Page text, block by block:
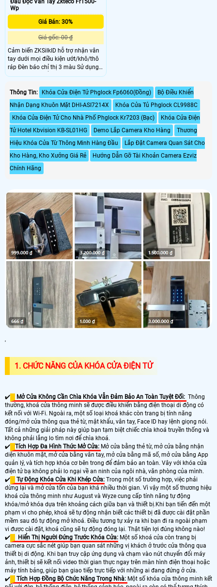
Đầu Đọc Vân Tay Zkteco Fr1500-
Wp
Giá Bán: 30%
Giá gốc: 00 ₫
Cảm biến ZKSilkID hỗ trợ nhận vân
tay dưới mọi điều kiện ướt/khô/thô
ráp Đèn báo chỉ thị 3 màu Sử dụng
với bộ điều khiển inBio/inBioPro,
thẻ ID (Tùy chọn 25KHz HID Prox
Card, 13. 56MHz MifareCard(S50 /
S70), 13. 3 × 77
Thông Tin: Khóa Cửa Điện Tử Phglock Fp6060(Đồng)
Bộ Điều Khiển
Nhận Dạng Khuôn Mặt DHI-ASI7214X
Khóa Cửa Tủ Phglock CL9988C
Khóa Cửa Điện Tử Cho Nhà Phố Phglock Kr7203 (Bạc)
Khóa Cửa Điện
Tử Hotel Kbvision KB-SL01HG
Demo Lắp Camera Kho Hàng
Thương
Hiệu Khóa Cửa Từ Thông Minh Hàng Đầu
Lắp Đặt Camera Quan Sát Cho
Kho Hàng, Kho Xưởng Giá Rẻ
Hướng Dẫn Gỡ Tài Khoản Camera Ezviz
Chính Hãng
'
1. CHỨC NĂNG CỦA KHÓA CỬA ĐIỆN TỬ
✔️ Mở Cửa Không Cần Chìa Khóa Vẫn Đảm Bảo An Toàn Tuyệt Đối: Thông
thường, khoá cửa thông minh sẽ được điều khiển bằng điện thoại di động có
kết nối với Wi-Fi. Ngoài ra, một số loại khoá khác còn trang bị tính năng
đóng/mở cửa thông qua thẻ từ, mật khẩu, vân tay, Face ID hay lệnh giọng nói.
Tất cả những giải pháp này giúp bạn tạm biệt chiếc chìa khoá truyền thống và
không phải lắng lo tìm nơi để chìa khoá.
✔️
Tích Hợp Đa Hình Thức Mở Cửa: Mở cửa bằng thẻ từ, mở cửa bằng nhận
diện khuôn mặt, mở cửa bằng vân tay, mở cửa bằng mã số, mở cửa bằng App
quản lý, và tích hợp khóa cơ bên trong để đảm bảo an toàn. Vây với khóa cửa
điện tử bạ không phải lo ngại về an ninh của ngôi nhà, văn phòng của mình.
✔️
Tự Động Khóa Cửa Khi Khép Cửa: Trong một số trường hợp, việc phải
dừng lại và mở cửa tốn của bạn khá nhiều thời gian. Vì vậy một số thương hiệu
khoá cửa thông minh như August và Wyze cung cấp tính năng tự động
khóa/mở khóa dựa trên khoảng cách giữa bạn và thiết bị.Khi bạn tiến đến một
phạm vi cho phép, khoá sẽ tự động nhận biết các thiết bị đã được cài đặt phần
mềm sau đó tự động mở khoá. Điều tương tự xảy ra khi bạn đi ra ngoài phạm
vi được cài đặt, khoá cũng sẽ tự động đóng lại. Thật tiện lợi đúng không nào!
✔️
Hiển Thị Người Đứng Trước Khóa Cửa: Một số khoá cửa còn trang bị
camera cực sắc nét giúp bạn quan sát những vị khách ở trước cửa thông qua
thiết bị di động. Khi bạn truy cập ứng dụng và chạm vào nút chuyển đổi máy
ảnh, thiết bị sẽ kết nối video thời gian thực ngay trên màn hình điện thoại hoặc
máy tính bảng, giúp bạn giao tiếp trực tiếp với những ai đang đứng ở cửa.
✔️
Tích Hợp Đồng Bộ Chức Năng Trong Nhà: Một số khóa cửa thông minh kết